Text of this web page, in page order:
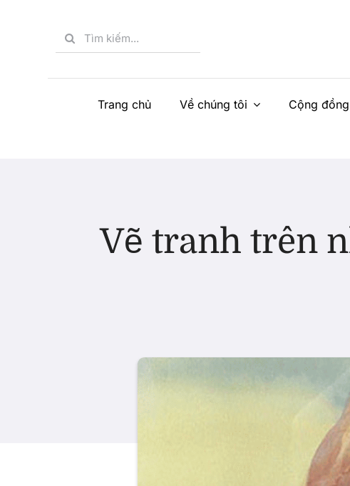
Search
for:
Trang chủ Về chúng tôi Cộng đồng
Vẽ tranh trên